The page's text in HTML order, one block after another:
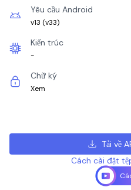
Yêu cầu Android
v13 (v33)
Kiến trúc
-
Chữ ký
Xem
Tải về
Cách cài đặt